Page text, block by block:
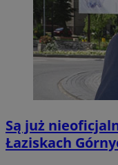
Są już
Łaziskach